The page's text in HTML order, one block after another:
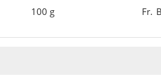
100 g Fr.